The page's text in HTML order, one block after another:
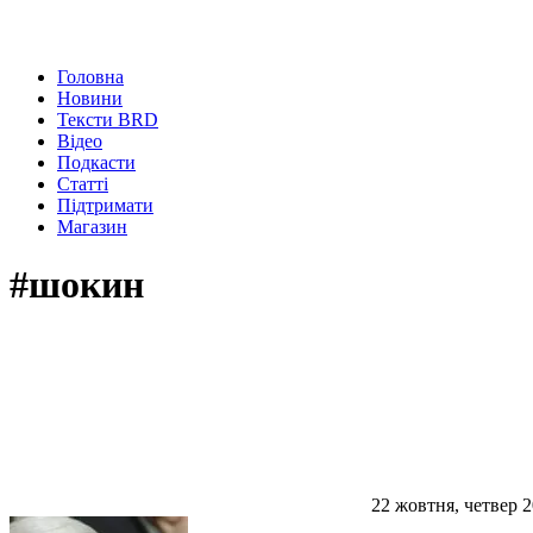
Головна
Новини
Тексти BRD
Відео
Подкасти
Статті
Підтримати
Магазин
#шокин
22 жовтня, четвер